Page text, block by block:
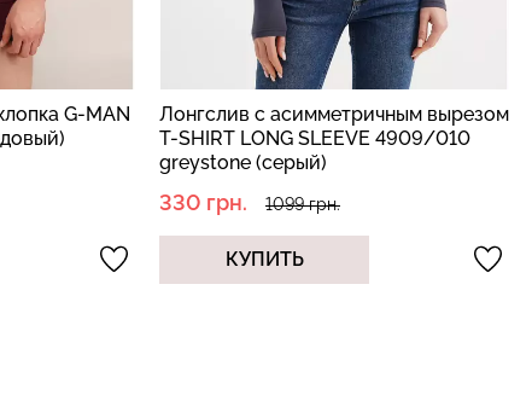
G-MAN
Лонгслив с асимметричным вырезом
T-SHIRT LONG SLEEVE 4909/010
greystone (cерый)
330 грн. 1099 грн.
КУПИТЬ